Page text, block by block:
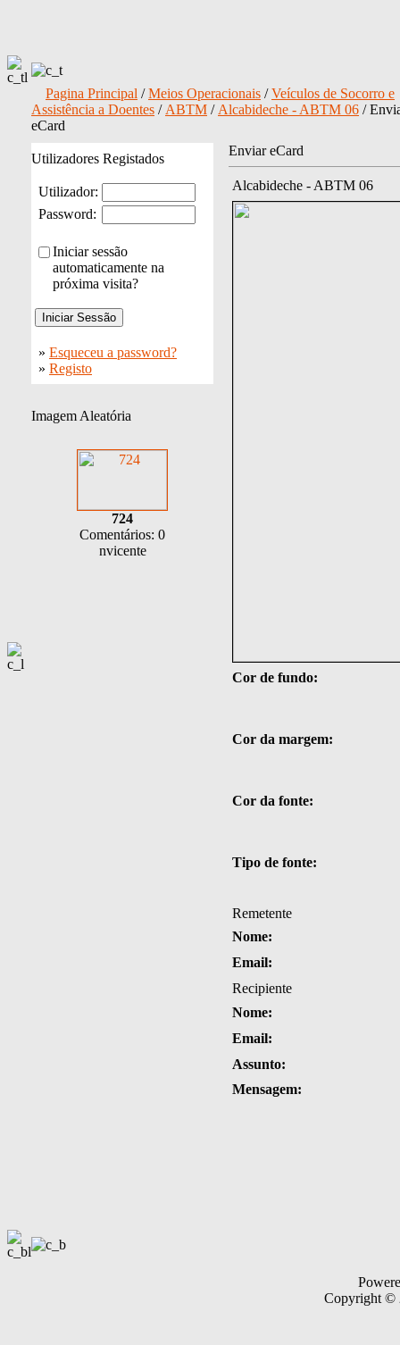
Pagina Principal /Meios Operacionais /Veículos de Socorro e
Assistência a Doentes / ABTM / Alcabideche - ABTM 06 /
eCard
Utilizadores Registados
Utilizador:
Password:
Iniciar sessão
automaticamente na
próxima visita?
» Esqueceu a password?
» Registo
Imagem Aleatória
724
Comentários: 0
nvicente
Enviar eCard
Alcabideche - ABTM 06
Cor de fundo:
Cor da margem:
Cor da fonte:
Tipo de fonte:
Remetente
Nome:
Email:
Recipiente
Nome:
Email:
Assunto:
Mensagem:
Copyright ©